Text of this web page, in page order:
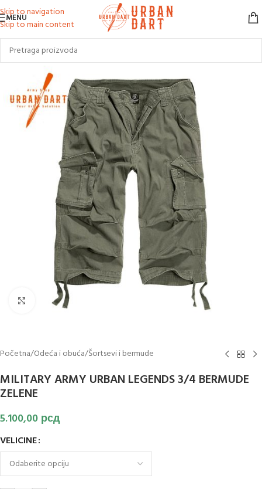
Skip to navigation
Skip to main content
MENU
Klikni za uvećanje slike
Početna/Odeća i obuća/Šortsevi i bermude
MILITARY ARMY URBAN LEGENDS 3/4 BERMUDE
ZELENE
5.100,00 рсд
VELICINE